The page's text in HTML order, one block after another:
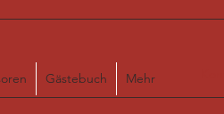
Gästebuch Mehr